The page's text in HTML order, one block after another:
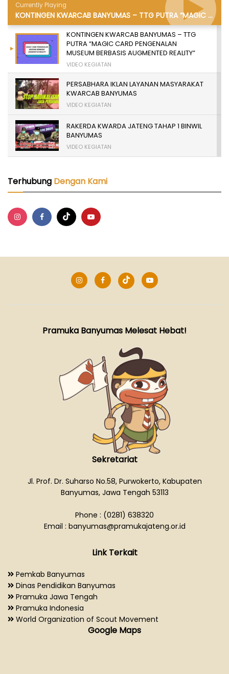
Currently Playing
KONTINGEN KWARCAB BANYUMAS – TTG PUTRA “MAGIC CARD PENGENALAN MUSEUM BERBASIS AUGMENTED REALITY”
KONTINGEN KWARCAB BANYUMAS – TTG
PUTRA “MAGIC CARD PENGENALAN
MUSEUM BERBASIS AUGMENTED REALITY”
VIDEO KEGIATAN
PERSABHARA IKLAN LAYANAN MASYARAKAT
KWARCAB BANYUMAS
VIDEO KEGIATAN
RAKERDA KWARDA JATENG TAHAP 1 BINWIL
BANYUMAS
VIDEO KEGIATAN
16.901 PRAMUKA GARUDA KWARCAB
BANYUMAS 2024
WORKSHOP KEUANGAN KWARCAB
BANYUMAS
Terhubung Dengan Kami
Pramuka Banyumas Melesat Hebat!
Sekretariat
Jl. Prof. Dr. Suharso No.58, Purwokerto, Kabupaten
Banyumas, Jawa Tengah 53113
Phone : (0281) 638320
Email : banyumas@pramukajateng.or.id
Link Terkait
Pemkab Banyumas
Dinas Pendidikan Banyumas
Pramuka Jawa Tengah
Pramuka Indonesia
World Organization of Scout Movement
Google Maps